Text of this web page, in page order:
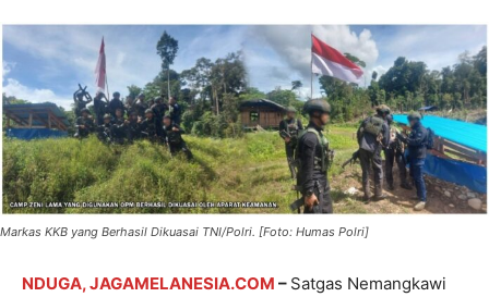
Markas KKB yang Berhasil Dikuasai TNI/Polri. [Foto: Humas Polri]
NDUGA, JAGAMELANESIA.COM – Satgas Nemangkawi